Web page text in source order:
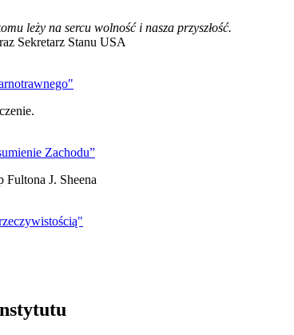
leży na sercu wolność i nasza przyszłość.
Sekretarz Stanu USA
Zachodu”
Fultona J. Sheena